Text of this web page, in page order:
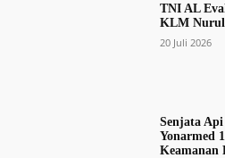
TNI AL
KLM Nurul
20 Juli 2026
Senjata
Yonarmed
Keamanan